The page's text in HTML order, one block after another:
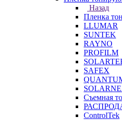
Назад
Пленка
LLUMAR
SUNTEK
RAYNO
PROFILM
SAFEX
Съемная
ControlTek